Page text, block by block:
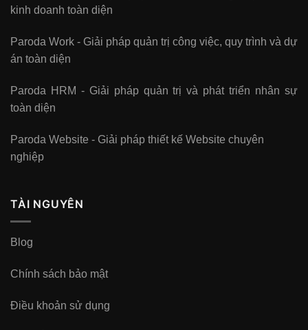
kinh doanh toàn diện
Paroda Work - Giải pháp quản trị công việc, quy trình và dự
án toàn diện
Paroda HRM - Giải pháp quản trị và phát triển nhân sự
toàn diện
Paroda Website - Giải pháp thiết kế Website chuyên
nghiệp
TÀI NGUYÊN
Blog
Chính sách bảo mật
Điều khoản sử dụng